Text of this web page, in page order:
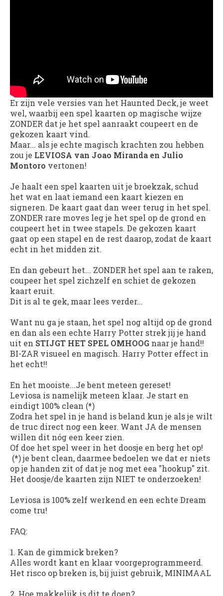
Er zijn vele versies van het Haunted Deck, je weet
wel, waarbij een spel kaarten op magische wijze
ZONDER dat je het spel aanraakt coupeert en de
gekozen kaart vind.
Maar... als je echte magisch krachten zou hebben
zou je LEVIOSA van Joao Miranda en Julio
Montoro vertonen!
Je haalt een spel kaarten uit je broekzak, schud
het wat en laat iemand een kaart kiezen en
signeren. De kaart gaat dan weer terug in het spel.
ZONDER rare moves leg je het spel op de grond en
coupeert het in twee stapels. De gekozen kaart
gaat op een stapel en de rest daarop, zodat de kaart
echt in het midden zit.
En dan gebeurt het... ZONDER het spel aan te raken,
coupeer het spel zichzelf en schiet de gekozen
kaart eruit.
Dit is al te gek, maar lees verder...
Want nu ga je staan, het spel nog altijd op de grond
en dan als een echte Harry Potter strek jij je hand
uit en STIJGT HET SPEL OMHOOG naar je hand!!
BI-ZAR visueel en magisch. Harry Potter effect in
het echt!!
En het mooiste...Je bent meteen gereset!
Leviosa is namelijk meteen klaar. Je start en
eindigt 100% clean (*)
Zodra het spel in je hand is beland kun je als je wilt
de truc direct nog een keer. Want JA de mensen
willen dit nóg een keer zien.
Of doe het spel weer in het doosje en berg het op!
(*) je bent clean, daarmee bedoelen we dat er niets
op je handen zit of dat je nog met eea "hookup" zit.
Het doosje/de kaarten zijn NIET te onderzoeken!
Leviosa is 100% zelf werkend en een echte Dream
come tru!
FAQ:
1. Kan de gimmick breken?
Alles wordt kant en klaar voorgeprogrammeerd.
Het risco op breken is, bij juist gebruik, MINIMAAL
2. Hoe makkelijk is dit te doen?